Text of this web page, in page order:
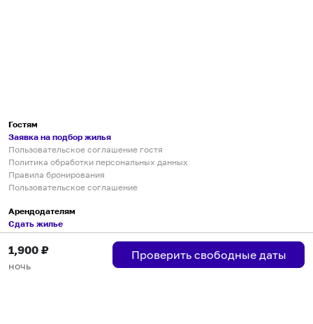
1,900 ₽
ночь
Проверить свободные даты
Гостям
Заявка на подбор жилья
Пользовательское соглашение гостя
Политика обработки персональных данных
Правила бронирования
Пользовательское соглашение
Арендодателям
Сдать жилье
Пользовательское соглашение
Правила публикации объявлений